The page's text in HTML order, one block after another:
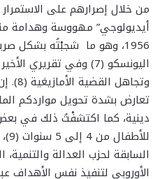
من خلال إصرارهم على
أيديولوجي” مهووسة وهدامة
1956، وهو ما شجبْتُه
اليونسكو (7) وفي
تعارض بشدة تحويل مواردكم
دينية، كما اكتشفْتُ ذلك في
السابقة لحزب العدالة
الأوروبي لتنفيذ نفس الأهداف